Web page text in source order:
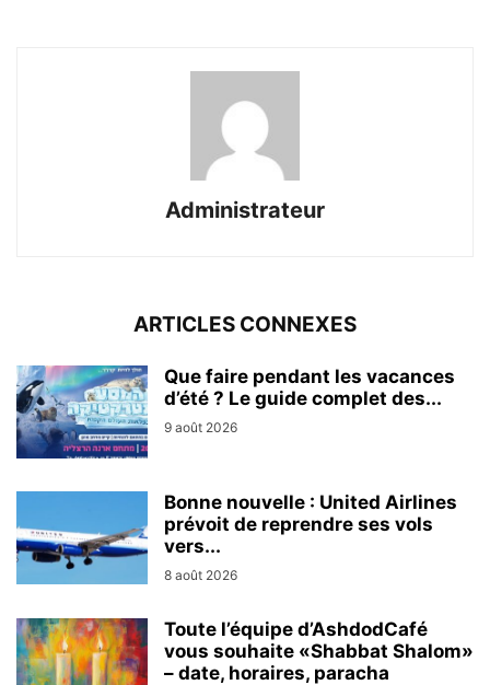
Administrateur
ARTICLES CONNEXES
Que faire pendant les vacances
d’été ? Le guide complet des...
9 août 2026
Bonne nouvelle : United Airlines
prévoit de reprendre ses vols
vers...
8 août 2026
Toute l’équipe d’AshdodCafé
vous souhaite «Shabbat Shalom»
– date, horaires, paracha